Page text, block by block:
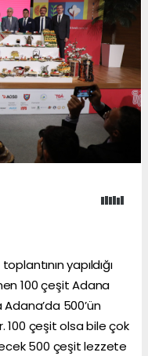
yapıldığı
100 çeşit Adana
500’ün
100 çeşit olsa bile çok
500 çeşit lezzete